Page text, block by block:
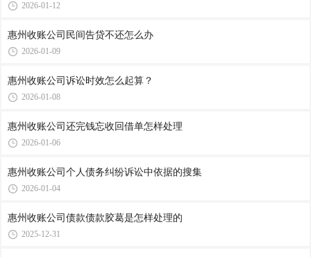
2026-01-12
惠州收账公司​民间告贷不还怎么办
2026-01-09
惠州收账公司​诉讼时效怎么起算？
2026-01-08
惠州收账公司​还完钱忘收回借单怎样处理
2026-01-06
惠州收账公司​个人债务纠纷诉讼中依据的搜集
2026-01-04
惠州收账公司​债款债款胶葛是怎样处理的
2025-12-31